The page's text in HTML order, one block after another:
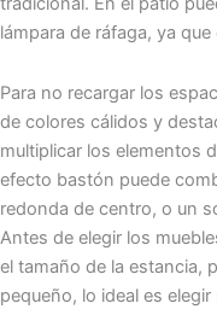
lámpara de ráfaga, ya
Para no recargar los
de colores cálidos y
multiplicar los elementos
efecto bastón puede
redonda de centro, o un
Antes de elegir los
el tamaño de la estancia,
pequeño, lo ideal es